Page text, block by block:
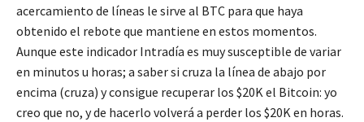
acercamiento de líneas le sirve al BTC para que haya
obtenido el rebote que mantiene en estos momentos.
Aunque este indicador Intradía es muy susceptible de variar
en minutos u horas; a saber si cruza la línea de abajo por
encima (cruza) y consigue recuperar los $20K el Bitcoin: yo
creo que no, y de hacerlo volverá a perder los $20K en horas.